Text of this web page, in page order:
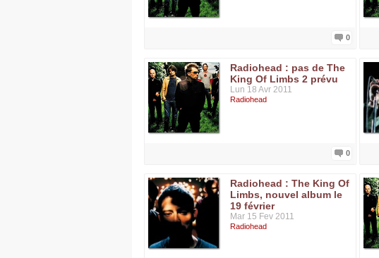
0
Radiohead : pas de The
King Of Limbs 2 prévu
Lun 18 Avr 2011
Radiohead
0
Radiohead : The King Of
Limbs, nouvel album le
19 février
Mar 15 Fev 2011
Radiohead